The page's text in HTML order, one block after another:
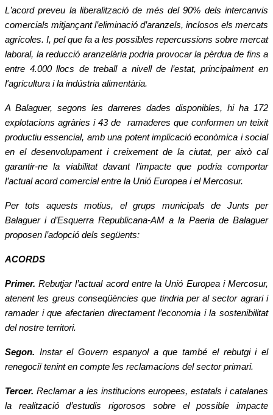
L’acord preveu la liberalització de més del 90% dels intercanvis
comercials mitjançant l’eliminació d’aranzels, inclosos els mercats
agrícoles. I, pel que fa a les possibles repercussions sobre mercat
laboral, la reducció aranzelària podria provocar la pèrdua de fins a
entre 4.000 llocs de treball a nivell de l’estat, principalment en
l'agricultura i la indústria alimentària.
A Balaguer, segons les darreres dades disponibles, hi ha 172
explotacions agràries i 43 de
ramaderes que conformen un teixit
productiu essencial, amb una potent implicacióeconòmica i social
en el desenvolupament i creixement de la ciutat, per això cal
garantir-ne la viabilitat davant l’impacte que podria comportar
l’actual acord comercial entre la Unió Europea i el Mercosur.
Per tots aquests motius, el grups municipals de Junts per
Balaguer i d’Esquerra Republicana-AM a la Paeria de Balaguer
proposen l’adopció dels següents:
ACORDS
Primer.Rebutjar l’actual acord entre la Unió Europea i Mercosur,
atenent les greus conseqüències que tindria per al sector agrari i
ramader i que afectarien directament l’economia i la sostenibilitat
del nostre territori.
Segon. Instar el Govern espanyol a que també el rebutgi i el
renegociïtenint en compte les reclamacions del sector primari.
Tercer. Reclamar a les institucions europees, estatals i catalanes
la realització d’estudis rigorosos sobre el possible impacte